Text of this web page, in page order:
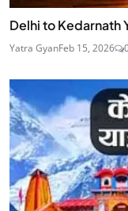
Delhi to Kedarnath
Yatra GyanFeb 15, 2026